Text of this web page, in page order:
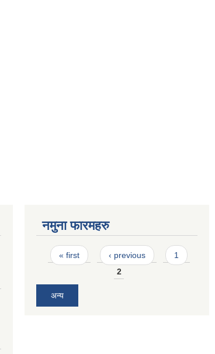
नमुना फारमहरु
Pages
« first ‹ previous
1
2
अन्य